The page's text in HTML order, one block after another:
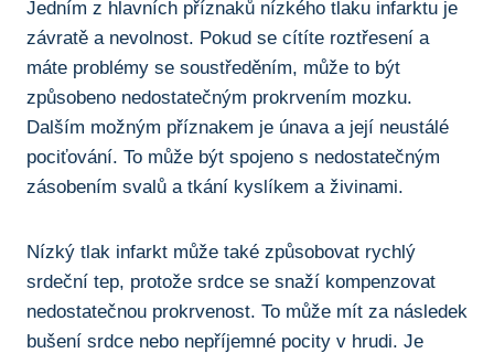
Jedním z ​hlavních příznaků nízkého tlaku infarktu je
závratě a nevolnost. Pokud se cítíte roztřesení a
máte problémy se soustředěním, může to být‍
způsobeno ⁢nedostatečným prokrvením mozku.
Dalším možným‍ příznakem je únava a její neustálé
pociťování. ​To může⁢ být ‌spojeno s ⁢nedostatečným
zásobením⁤ svalů a tkání kyslíkem a živinami.
Nízký tlak⁢ infarkt může ​také způsobovat rychlý
srdeční tep, protože srdce⁣ se ⁣snaží kompenzovat
nedostatečnou⁤ prokrvenost. To může mít za následek
bušení ⁤srdce nebo nepříjemné pocity v hrudi. Je